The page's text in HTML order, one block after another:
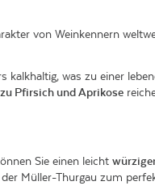
von Weinkennern
kalkhaltig, was zu einer
Pfirsich und Aprikose
Sie einen leicht
Müller-Thurgau zum